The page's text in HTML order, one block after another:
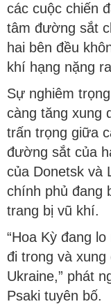
các cuộc chiến
tâm đường sắt
hai bên đều
khí hạng nặng
Sự nghiêm
càng tăng xung
trấn trọng giữa
đường sắt của
của Donetsk và
chính phủ đang
trang bị vũ khí.
“Hoa Kỳ đang
đi trong và xung
Ukraine,” phát
Psaki tuyên bố.